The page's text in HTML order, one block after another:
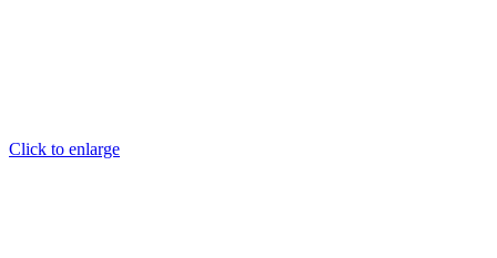
Click to enlarge